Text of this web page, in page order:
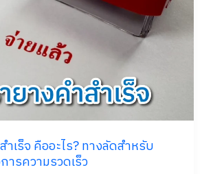
เร็จ คืออะไร? ทางลัดสำหรับ
ารความรวดเร็ว